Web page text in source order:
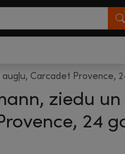
Carcadet Provence,
ziedu
24